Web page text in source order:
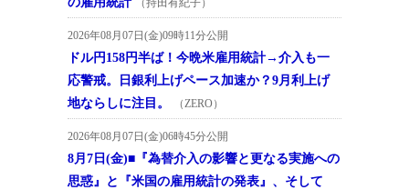
（持田有紀子）
2026年08月07日(金)09時11分公開
ドル円158円半ば！今晩米雇用統計→介入も一
応警戒。日銀利上げペース加速か？9月利上げ
地ならしに注目。
（ZERO）
2026年08月07日(金)06時45分公開
8月7日(金)■『為替介入の影響と更なる実施への
思惑』と『米国の雇用統計の発表』、そして